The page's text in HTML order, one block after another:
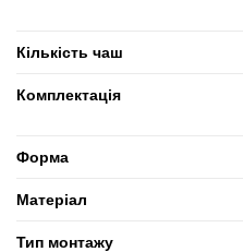
Кількість чаш
Комплектація
Форма
Матеріал
Тип монтажу